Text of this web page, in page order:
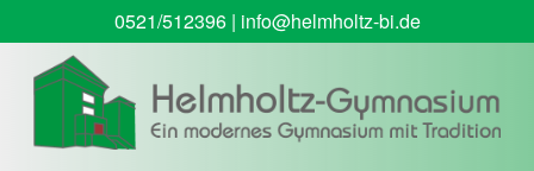
0521/512396| info@helmholtz-bi.de